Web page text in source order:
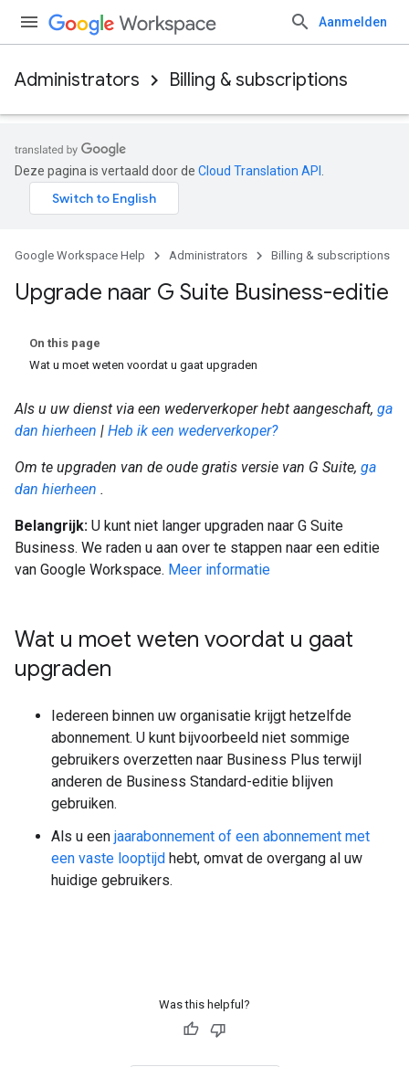
Aanmelden
Administrators Billing & subscriptions
Deze pagina is vertaald door de Cloud Translation API
Google Workspace Help Administrators Billing & subscriptions
Upgrade naar G Suite Business-editie
On this page
Wat u moet weten voordat u gaat upgraden
Als u uw dienst via een wederverkoper hebt aangeschaft, ga
dan hierheen | Heb ik een wederverkoper?
Om te upgraden van de oude gratis versie van G Suite, ga
dan hierheen .
Belangrijk: U kunt niet langer upgraden naar G Suite
Business. We raden u aan over te stappen naar een editie
van Google Workspace. Meer informatie
Wat u moet weten voordat u gaat
upgraden
Iedereen binnen uw organisatie krijgt hetzelfde
abonnement. U kunt bijvoorbeeld niet sommige
gebruikers overzetten naar Business Plus terwijl
anderen de Business Standard-editie blijven
gebruiken.
Als u een jaarabonnement of een abonnement met
een vaste looptijd hebt, omvat de overgang al uw
huidige gebruikers.
Was this helpful?